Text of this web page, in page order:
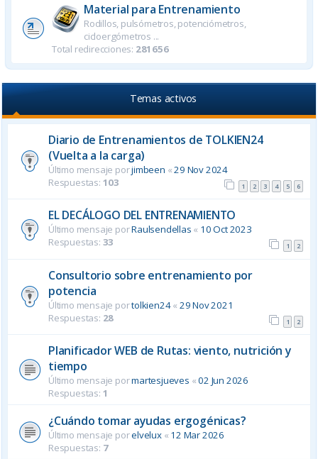
Material para Entrenamiento
Rodillos, pulsómetros, potenciómetros,
cicloergómetros ...
Total redirecciones: 281656
Temas activos
Diario de Entrenamientos de TOLKIEN24
(Vuelta a la carga)
Último mensaje porjimbeen «29 Nov 2024
Respuestas: 103 1 2 3 4 5 6
EL DECÁLOGO DEL ENTRENAMIENTO
Último mensaje porRaulsendellas « 10 Oct 2023
Respuestas: 33 1 2
Consultorio sobre entrenamiento por
potencia
Último mensaje portolkien24« 29 Nov 2021
Respuestas: 28 1 2
Planificador WEB de Rutas: viento, nutrición y
tiempo
Último mensaje pormartesjueves «02 Jun 2026
Respuestas: 1
¿Cuándo tomar ayudas ergogénicas?
Último mensaje porelvelux« 12 Mar 2026
Respuestas: 7